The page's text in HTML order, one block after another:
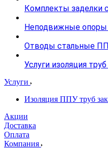
Комплекты заделки
Неподвижные
Отводы стальные
Услуги изоляция
Услуги
Изоляция ППУ труб
Акции
Доставка
Оплата
Компания